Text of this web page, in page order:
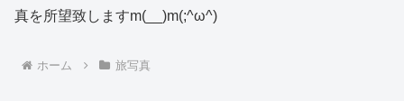
真を所望致しますm(__)m(;^ω^)
ホーム 旅写真